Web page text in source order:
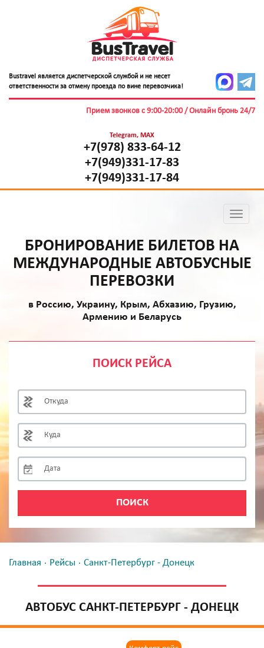
Bustravel является диспетчерской службой и не несет
ответственности за отмену проезда по вине перевозчика!
Telegram, MAX
+7(978) 833-64-12
+7(949)331-17-83
+7(949)331-17-84
Прием звонков с 9:00-20:00 / Онлайн бронь 24/7
Toggle
БРОНИРОВАНИЕ БИЛЕТОВ НА
МЕЖДУНАРОДНЫЕ АВТОБУСНЫЕ
ПЕРЕВОЗКИ
в Россию, Украину, Крым, Абхазию, Грузию,
Армению и Беларусь
ПОИСК РЕЙСА
ПОИСК
Главная Рейсы Санкт-Петербург - Донецк
АВТОБУС САНКТ-ПЕТЕРБУРГ - ДОНЕЦК